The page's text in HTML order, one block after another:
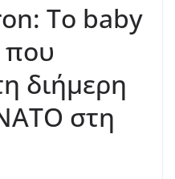
Το baby
διήμερη
στη